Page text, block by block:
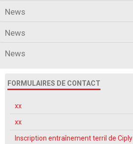
Pages
Pré65 Trial
Tanks in Town
News
News
News
FORMULAIRES DE CONTACT
xx
xx
Inscription entraînement terril de Ciply